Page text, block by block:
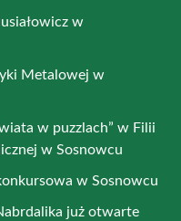
w
Metalowej w
w puzzlach” w Filii
w Sosnowcu
w Sosnowcu
już otwarte